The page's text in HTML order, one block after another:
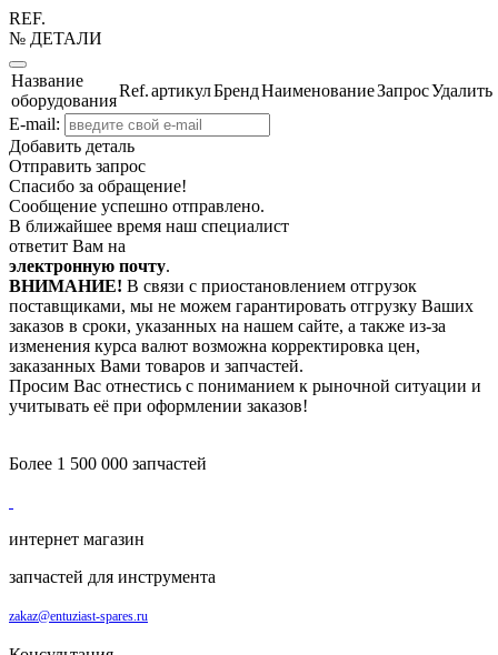
REF.
№ ДЕТАЛИ
Название
оборудования
Ref.артикулБрендНаименованиеЗапросУдалить
E-mail:
Добавить деталь
Отправить запрос
Спасибо за обращение!
Сообщение успешно отправлено.
В ближайшее время наш специалист
ответит Вам на
электронную почту.
ВНИМАНИЕ! В связи с приостановлением отгрузок
поставщиками, мы не можем гарантировать отгрузку Ваших
заказов в сроки, указанных на нашем сайте, а также из-за
изменения курса валют возможна корректировка цен,
заказанных Вами товаров и запчастей.
Просим Вас отнестись с пониманием к рыночной ситуации и
учитывать её при оформлении заказов!
Более 1 500 000 запчастей
интернет магазин
запчастей для инструмента
zakaz@entuziast-spares.ru